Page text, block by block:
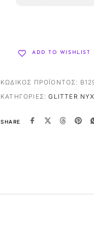
ADD TO WISHLIST
ΚΩΔΙΚΌΣ ΠΡΟΪΌΝΤΟΣ:
ΚΑΤΗΓΟΡΊΕΣ:GLITTER
SHARE